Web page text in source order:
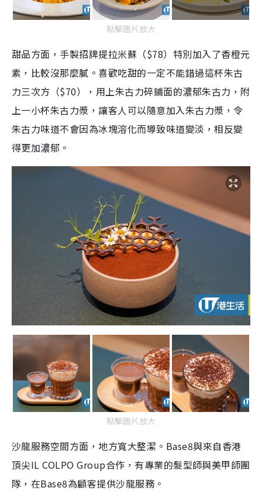
點擊圖片放大
甜品方面，手製招牌提拉米蘇（$78）特別加入了香橙元
素，比較沒那麼膩。喜歡吃甜的一定不能錯過這杯朱古
力三次方（$70），用上朱古力碎鋪面的濃郁朱古力，附
上一小杯朱古力漿，讓客人可以隨意加入朱古力漿，令
朱古力味道不會因為冰塊溶化而導致味道變淡，相反變
得更加濃郁。
點擊圖片放大
沙龍服務空間方面，地方寬大整潔。Base8與來自香港
頂尖IL COLPO Group合作，有專業的髮型師與美甲師團
隊，在Base8為顧客提供沙龍服務。